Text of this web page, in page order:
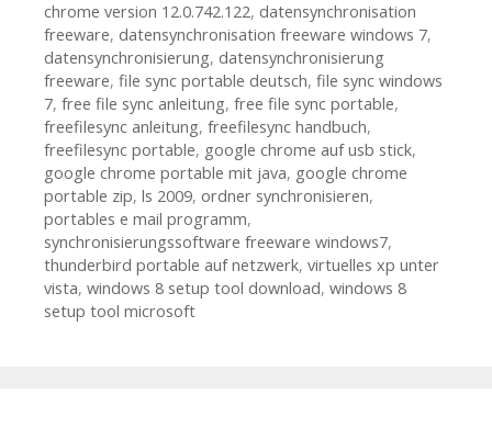
chrome version 12.0.742.122, datensynchronisation
freeware, datensynchronisation freeware windows 7,
datensynchronisierung, datensynchronisierung
freeware, file sync portable deutsch, file sync windows
7, free file sync anleitung, free file sync portable,
freefilesync anleitung, freefilesync handbuch,
freefilesync portable, google chrome auf usb stick,
google chrome portable mit java, google chrome
portable zip, ls 2009, ordner synchronisieren,
portables e mail programm,
synchronisierungssoftware freeware windows7,
thunderbird portable auf netzwerk, virtuelles xp unter
vista, windows 8 setup tool download, windows 8
setup tool microsoft